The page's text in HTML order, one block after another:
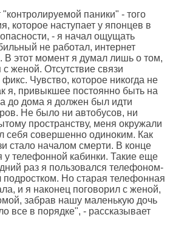
паники" - того
которое наступает у японцев в
- я начал ощущать
не работал, интернет
В этот момент я думал лишь о том,
с женой. Отсутствие связи
Чувство, которое никогда не
я, привыкшее постоянно быть на
до дома я должен был идти
Не было ни автобусов, ни
пространству, меня окружали
себя совершенно одиноким. Как
стало началом смерти. В конце
у телефонной кабинки. Такие еще
раз я пользовался телефоном-
подростком. Но старая телефонная
и я наконец поговорил с женой,
забрав нашу маленькую дочь
все в порядке", - рассказывает